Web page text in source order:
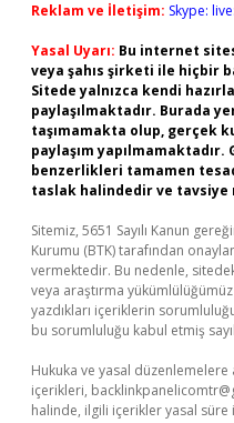
Reklam ve İletişim: Skype:
Yasal Uyarı: Bu internet
veya şahıs şirketi ile hiçbir
Sitede yalnızca kendi
paylaşılmaktadır. Burada
taşımamakta olup, gerçek
paylaşım
benzerlikleri tamamen
taslak halindedir ve tavsiye
Sitemiz, 5651 Sayılı Kanun
Kurumu (BTK) tarafından
vermektedir. Bu nedenle,
veya araştırma
yazdıkları içeriklerin
bu sorumluluğu kabul etmiş
Hukuka ve yasal düzenlemelere
içerikleri,
halinde, ilgili içerikler yasal süre